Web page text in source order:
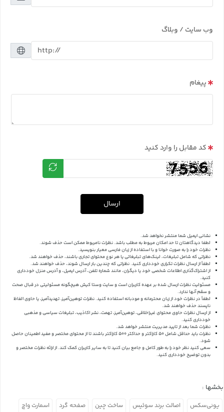
وب سایت / وبلاگ
پیغام
کد مقابل را وارد کنید
ارسال
نشانی ایمیل شما منتشر نخواهد شد.
لطفا دیدگاهتان تا حد امکان مربوط به مطلب باشد. نظرات نامربوط ممکن است حذف شوند.
نظرات خود را به صورت خوانا و با استفاده از زبان فارسی معیار بنویسید.
نظراتی که شامل تبلیغات، لینک‌های تبلیغاتی یا هر نوع محتوای تجاری باشند، حذف خواهند شد.
لطفاً از ارسال نظرات تکراری خودداری کنید. نظراتی که چندین بار ارسال شوند، حذف خواهند شد.
از اشتراک‌گذاری اطلاعات شخصی خود یا دیگران، مانند شماره تلفن، آدرس ایمیل، و آدرس منزل خودداری
کنید.
مسئولیت نظرات ارسال شده بر عهده کاربران است و سایت وستا کیش هیچگونه مسئولیتی در قبال صحت
و سقم آنها ندارد.
لطفاً در نظرات خود از زبان محترمانه و مودبانه استفاده کنید. نظرات توهین‌آمیز، تهدیدآمیز، یا حاوی الفاظ
ناپسند حذف خواهند شد.
از ارسال نظرات حاوی محتوای غیراخلاقی، توهین‌آمیز، تهمت، نشر اکاذیب، تبلیغات سیاسی و مذهبی
خودداری کنید.
نظرات شما بعد از تایید مدیریت منتشر خواهد شد.
نظرات باید حداقل شامل 50 کاراکتر و حداکثر 500 کاراکتر باشند تا از محتوای مختصر و مفید اطمینان حاصل
شود.
سعی کنید نظر خود را به طور کامل و جامع بیان کنید تا به سایر کاربران کمک کند.از ارائه نظرات مختصر و
بدون توضیح خودداری کنید.
بخشها :
یونی‌سکس اصالت برند سوئیس ساخت چین صفحه گرد اسمارت واچ